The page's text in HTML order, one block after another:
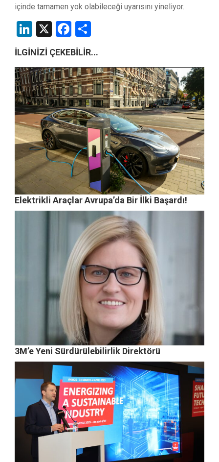
içinde tamamen yok olabileceği uyarısını yineliyor.
LinkedIn
X Facebook
İLGİNİZİ ÇEKEBİLİR...
Elektrikli Araçlar Avrupa’da Bir İlki Başardı!
3M’e Yeni Sürdürülebilirlik Direktörü